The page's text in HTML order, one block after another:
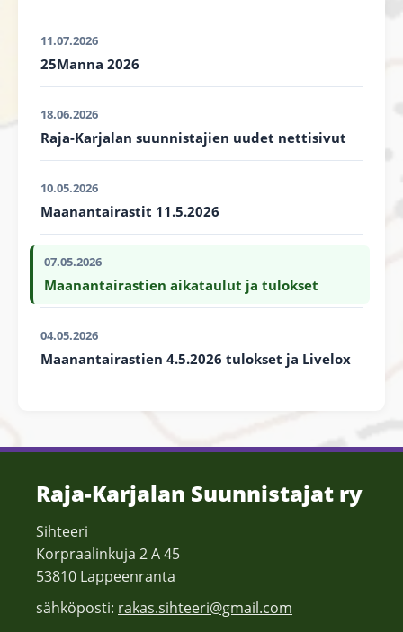
11.07.2026
25Manna 2026
18.06.2026
Raja-Karjalan suunnistajien uudet nettisivut
10.05.2026
Maanantairastit 11.5.2026
07.05.2026
Maanantairastien aikataulut ja tulokset
04.05.2026
Maanantairastien 4.5.2026 tulokset ja Livelox
Raja-Karjalan Suunnistajat ry
Sihteeri
Korpraalinkuja 2 A 45
53810 Lappeenranta
sähköposti: rakas.sihteeri@gmail.com